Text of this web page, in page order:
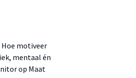
motiveer
mentaal én
op Maat